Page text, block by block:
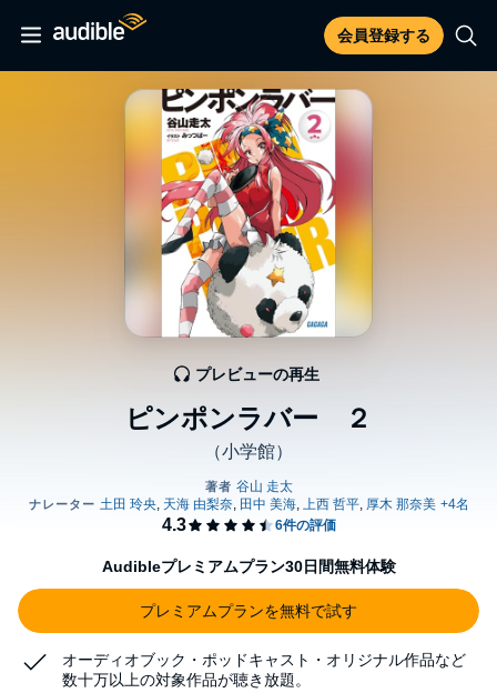
会員登録する
ピンポンラバー ２
（小学館）
プレビューの再生
Audibleプレミアムプラン30日間無料体験
プレミアムプランを無料で試す
オーディオブック・ポッドキャスト・オリジナル作品など
数十万以上の対象作品が聴き放題。